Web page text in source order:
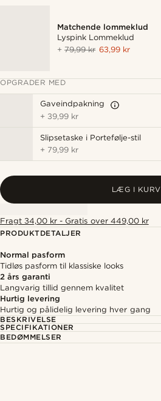
Matchende lommeklud
Lyspink Lommeklud
+79,99 kr 63,99 kr
OPGRADER MED
Gaveindpakning
+ 39,99 kr
Slipsetaske i Portefølje-stil
+ 79,99 kr
LÆG I KURV
Fragt 34,00 kr - Gratis over 449,00 kr
PRODUKTDETALJER
Normal pasform
Tidløs pasform til klassiske looks
2 års garanti
Langvarig tillid gennem kvalitet
Hurtig levering
Hurtig og pålidelig levering hver gang
BESKRIVELSE
SPECIFIKATIONER
BEDØMMELSER